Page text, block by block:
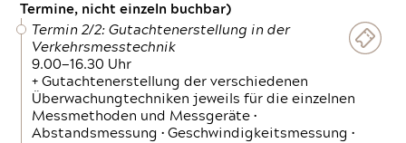
Termine, nicht einzeln buchbar)
Termin 2/2: Gutachtenerstellung in der
Verkehrsmesstechnik
9.00—16.30 Uhr
+ Gutachtenerstellung der verschiedenen
Überwachungtechniken jeweils für die einzelnen
Messmethoden und Messgeräte •
Abstandsmessung • Geschwindigkeitsmessung •